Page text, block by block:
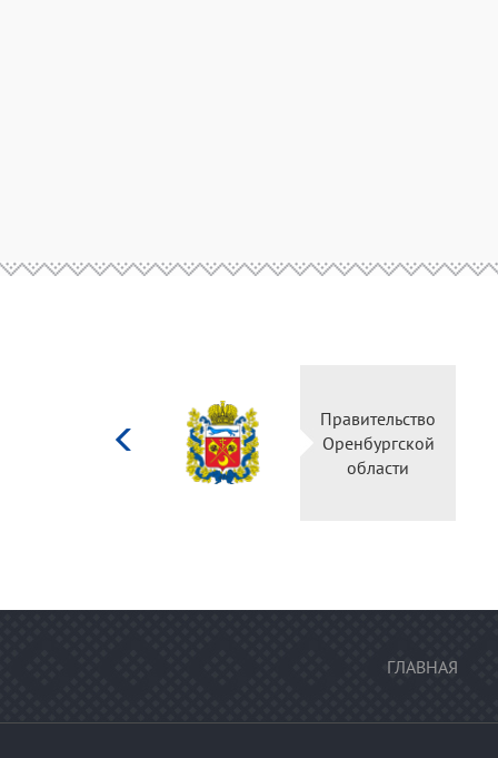
Правительство
Оренбургской
области
ГЛАВНАЯ